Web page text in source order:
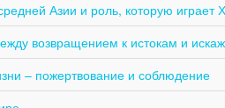
Азии и роль, которую играет
возвращением к истокам и
– пожертвование и соблюдение